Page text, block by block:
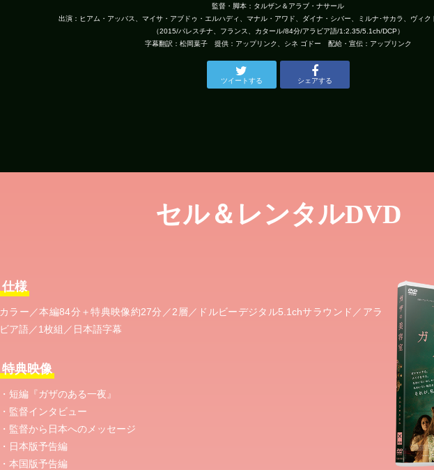
監督・脚本：タルザン＆アラブ・ナサール
出演：ヒアム・アッバス、マイサ・アブドゥ・エルハディ、マナル・アワド、ダイナ・シバー、ミルナ･サカラ、ヴィク
（2015/パレスチナ、フランス、カタール/84分/アラビア語/1:2.35/5.1ch/DCP）
字幕翻訳：松岡葉子 提供：アップリンク、シネ ゴドー 配給・宣伝：アップリンク
ツイートする シェアする
セル＆レンタルDVD
仕様
カラー／本編84分＋特典映像約27分／2層／ドルビーデジタル5.1chサラウンド／アラ
ビア語／1枚組／日本語字幕
特典映像
・短編『ガザのある一夜』
・監督インタビュー
・監督から日本へのメッセージ
・日本版予告編
・本国版予告編